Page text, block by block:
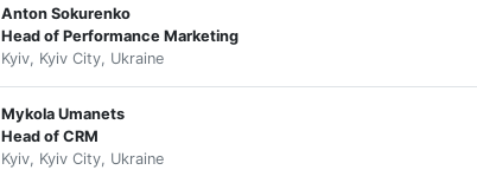
Anton Sokurenko
Head of Performance Marketing
Kyiv, Kyiv City, Ukraine
Mykola Umanets
Head of CRM
Kyiv, Kyiv City, Ukraine